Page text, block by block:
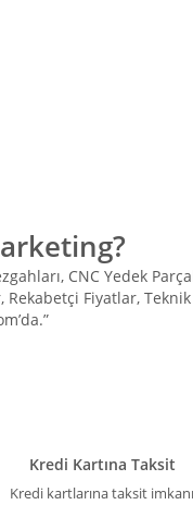
CNC Yedek
Fiyatlar,
Kredi Kartına Taksit
Kredi kartlarına taksit imkanı